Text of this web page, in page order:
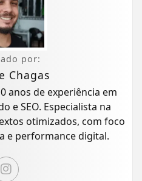
por:
Chagas
anos de experiência em
e SEO. Especialista na
otimizados, com foco
e performance digital.